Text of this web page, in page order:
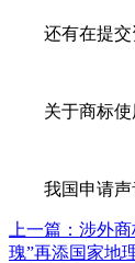
还有在提交资
关于商标使用
我国申请声音
上一篇：涉外
瑰”再添国家地